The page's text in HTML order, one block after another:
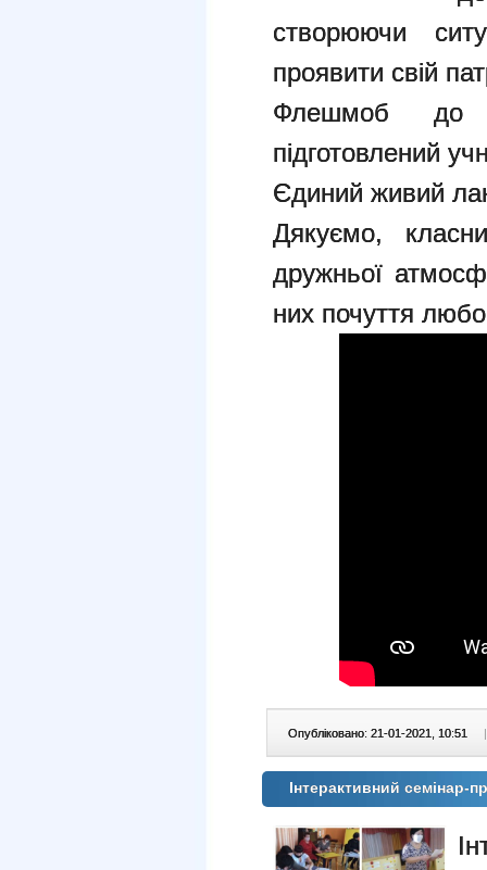
створюючи
проявити свій
Флешмоб до
підготовлений
Єдиний живий
Дякуємо,
дружньої
них почуття
Опубліковано: 21-01-2021, 10:51 |
Інтерактивний семінар-